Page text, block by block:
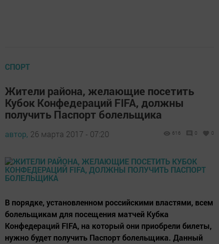
СПОРТ
Жители района, желающие посетить
Кубок Конфедераций FIFA, должны
получить Паспорт болельщика
автор, 26 марта 2017 - 07:20 616 0 0
В порядке, установленном российскими властями, всем
болельщикам для посещения матчей Кубка
Конфедераций FIFA, на который они приобрели билеты,
нужно будет получить Паспорт болельщика. Данный